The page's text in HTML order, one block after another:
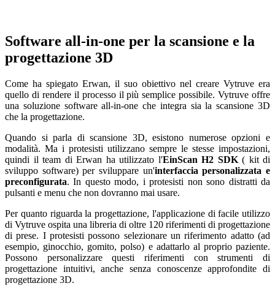
Software all-in-one per la scansione e la
progettazione 3D
Come ha spiegato Erwan, il suo obiettivo nel creare Vytruve era
quello di rendere il processo il più semplice possibile. Vytruve offre
una soluzione software all-in-one che integra sia la scansione 3D
che la progettazione.
Quando si parla di scansione 3D, esistono numerose opzioni e
modalità. Ma i protesisti utilizzano sempre le stesse impostazioni,
quindi il team di Erwan ha utilizzato l'EinScan H2 SDK( kit di
sviluppo software) per sviluppare un'interfaccia personalizzata e
preconfigurata. In questo modo, i protesisti non sono distratti da
pulsanti e menu che non dovranno mai usare.
Per quanto riguarda la progettazione, l'applicazione di facile utilizzo
di Vytruve ospita una libreria di oltre 120 riferimenti di progettazione
di prese. I protesisti possono selezionare un riferimento adatto (ad
esempio, ginocchio, gomito, polso) e adattarlo al proprio paziente.
Possono personalizzare questi riferimenti con strumenti di
progettazione intuitivi, anche senza conoscenze approfondite di
progettazione 3D.